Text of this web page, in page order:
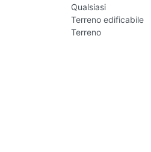
Qualsiasi
Terreno edificabile
Terreno